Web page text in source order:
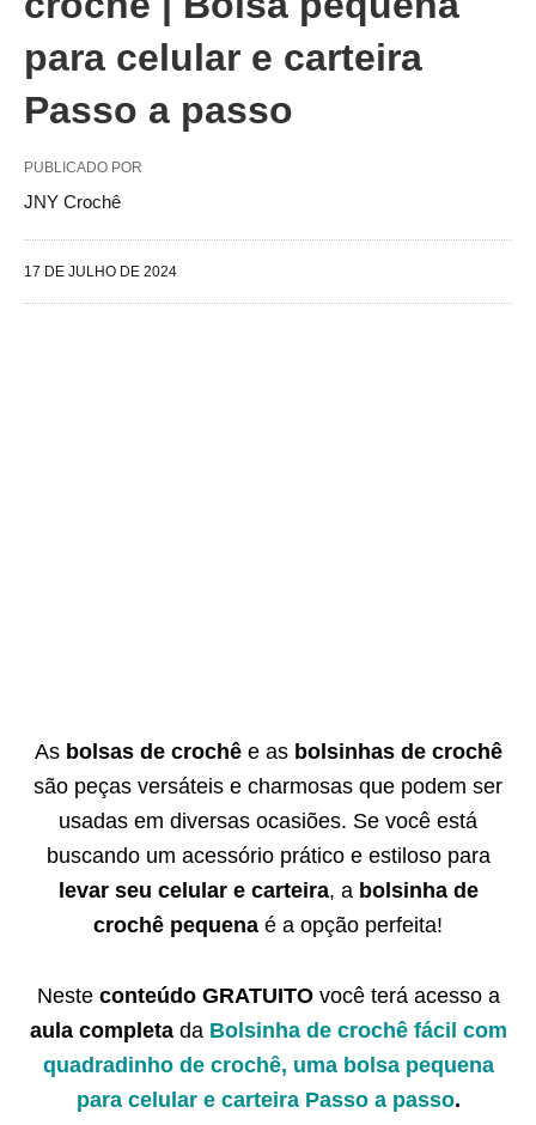
para celular e carteira
Passo a passo
PUBLICADO POR
JNY Crochê
17 DE JULHO DE 2024
As bolsas de crochêe as bolsinhas de crochê
são peças versáteis e charmosas que podem ser
usadas em diversas ocasiões. Se você está
buscando um acessório prático e estiloso para
levar seu celular e carteira, a bolsinha de
crochê pequena é a opção perfeita!
Neste conteúdo GRATUITO vocêterá acesso a
aula completada Bolsinha de crochê fácil com
quadradinho de crochê, uma bolsa pequena
para celular e carteira Passo a passo.